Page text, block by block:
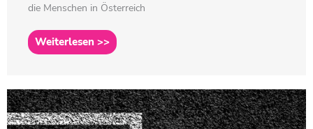
die Menschen in Österreich
Weiterlesen >>